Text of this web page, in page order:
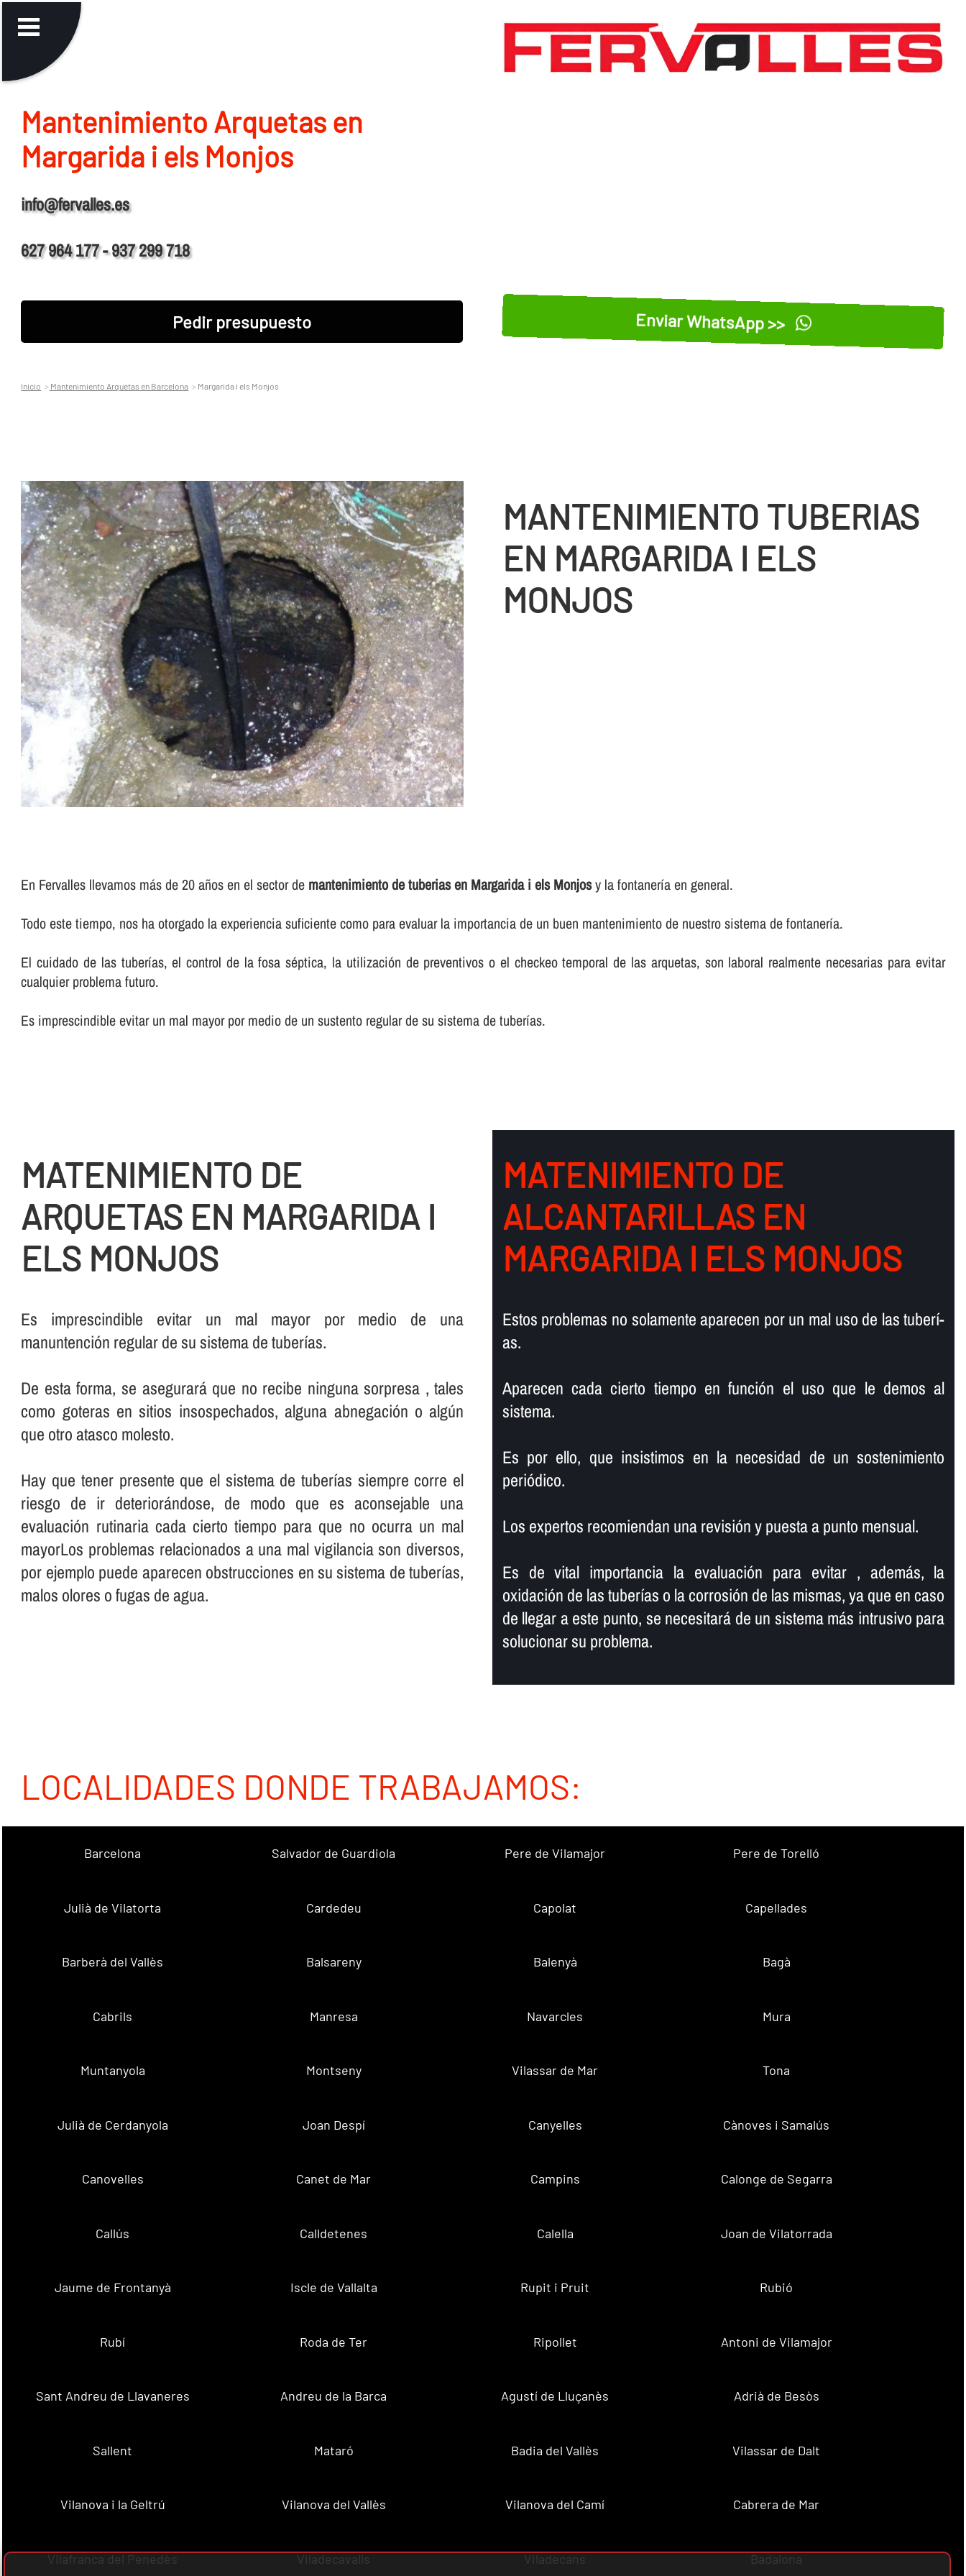
Mantenimiento Arquetas en
Margarida i els Monjos
info@fervalles.es
627 964 177 - 937 299 718
Pedir presupuesto Enviar WhatsApp >>
Inicio Mantenimiento Arquetas en Barcelona Margarida i els Monjos
MANTENIMIENTO TUBERIAS
EN MARGARIDA I ELS
MONJOS
En Fervalles llevamos más de 20 años en el sector de mantenimiento de tuberias en Margarida i els Monjosy la fontanerí­a en general.
Todo este tiempo, nos ha otorgado la experiencia suficiente como para evaluar la importancia de un buen mantenimiento de nuestro sistema de fontanerí­a.
El cuidado de las tuberí­as, el control de la fosa séptica, la utilización de preventivos o el checkeo temporal de las arquetas, son laboral realmente necesarias para evitar
cualquier problema futuro.
Es imprescindible evitar un mal mayor por medio de un sustento regular de su sistema de tuberí­as.
MATENIMIENTO DE
ARQUETAS EN MARGARIDA I
ELS MONJOS
Es imprescindible evitar un mal mayor por medio de una
manuntención regular de su sistema de tuberí­as.
De esta forma, se asegurará que no recibe ninguna sorpresa , tales
como goteras en sitios insospechados, alguna abnegación o algún
que otro atasco molesto.
Hay que tener presente que el sistema de tuberí­as siempre corre el
riesgo de ir deteriorándose, de modo que es aconsejable una
evaluación rutinaria cada cierto tiempo para que no ocurra un mal
mayorLos problemas relacionados a una mal vigilancia son diversos,
por ejemplo puede aparecen obstrucciones en su sistema de tuberí­as,
malos olores o fugas de agua.
MATENIMIENTO DE
ALCANTARILLAS EN
MARGARIDA I ELS MONJOS
Estos problemas no solamente aparecen por un mal uso de las tuberí­
as.
Aparecen cada cierto tiempo en función el uso que le demos al
sistema.
Es por ello, que insistimos en la necesidad de un sostenimiento
periódico.
Los expertos recomiendan una revisión y puesta a punto mensual.
Es de vital importancia la evaluación para evitar , además, la
oxidación de las tuberí­as o la corrosión de las mismas, ya que en caso
de llegar a este punto, se necesitará de un sistema más intrusivo para
solucionar su problema.
LOCALIDADES DONDE TRABAJAMOS:
Barcelona Salvador de Guardiola Pere de Vilamajor Pere de Torelló
Julià de Vilatorta Cardedeu Capolat Capellades
Barberà del Vallès Balsareny Balenyà Bagà
Cabrils Manresa Navarcles Mura
Muntanyola Montseny Vilassar de Mar Tona
Julià de Cerdanyola Joan Despí Canyelles Cànoves i Samalús
Canovelles Canet de Mar Campins Calonge de Segarra
Callús Calldetenes Calella Joan de Vilatorrada
Jaume de Frontanyà Iscle de Vallalta Rupit i Pruit Rubió
Rubí Roda de Ter Ripollet Antoni de Vilamajor
Sant Andreu de Llavaneres Andreu de la Barca Agustí de Lluçanès Adrià de Besòs
Sallent Mataró Badia del Vallès Vilassar de Dalt
Vilanova i la Geltrú Vilanova del Vallès Vilanova del Camí Cabrera de Mar
Vilafranca del Penedès Viladecavalls Viladecans Badalona